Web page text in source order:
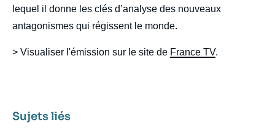
lequel il donne les clés d’analyse des nouveaux
antagonismes qui régissent le monde.
> Visualiser l'émission sur le site de France TV.
Sujets liés